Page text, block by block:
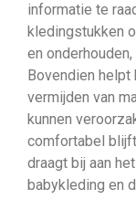
informatie te
kledingstukken
en
Bovendien helpt
vermijden van
kunnen
comfortabel
draagt bij aan
babykleding en